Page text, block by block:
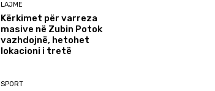
LAJME
Kërkimet për varreza
masive në Zubin Potok
vazhdojnë, hetohet
lokacioni i tretë
SPORT